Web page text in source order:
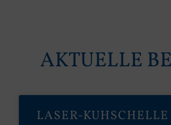
AKTUELLE
LASER-KUHSCHELLE